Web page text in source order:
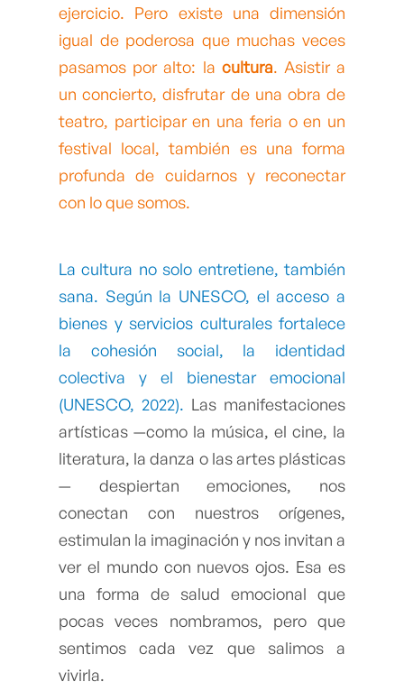
ejercicio. Pero existe una dimensión
igual de poderosa que muchas veces
pasamos por alto: la cultura. Asistir a
un concierto, disfrutar de una obra de
teatro, participar en una feria o en un
festival local, también es una forma
profunda de cuidarnos y reconectar
con lo que somos.
La cultura no solo entretiene, también
sana. Según la UNESCO, el acceso a
bienes y servicios culturales fortalece
la cohesión social, la identidad
colectiva y el bienestar emocional
(UNESCO, 2022). Las manifestaciones
artísticas —como la música, el cine, la
literatura, la danza o las artes plásticas
— despiertan emociones, nos
conectan con nuestros orígenes,
estimulan la imaginación y nos invitan a
ver el mundo con nuevos ojos. Esa es
una forma de salud emocional que
pocas veces nombramos, pero que
sentimos cada vez que salimos a
vivirla.